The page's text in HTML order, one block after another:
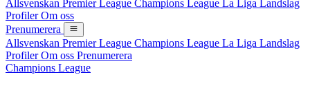
Allsvenskan Premier League Champions League La Liga Landslag
ProfilerOm oss
Prenumerera
Allsvenskan Premier League Champions League La Liga Landslag
ProfilerOm oss Prenumerera
Champions League